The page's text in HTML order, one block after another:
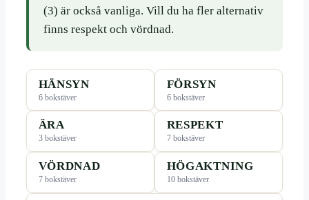
(3) är också vanliga. Vill du ha fler alternativ
finns respekt och vördnad.
HÄNSYN
6 bokstäver
FÖRSYN
6 bokstäver
ÄRA
3 bokstäver
RESPEKT
7 bokstäver
VÖRDNAD
7 bokstäver
HÖGAKTNING
10 bokstäver